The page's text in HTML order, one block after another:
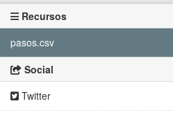
Recursos
pasos.csv
Social
Twitter